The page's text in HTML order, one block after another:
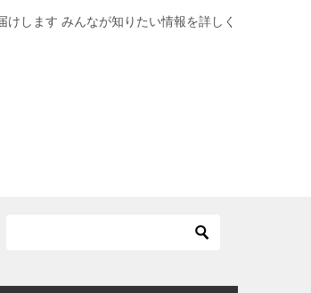
します みんなが知りたい情報を詳しく